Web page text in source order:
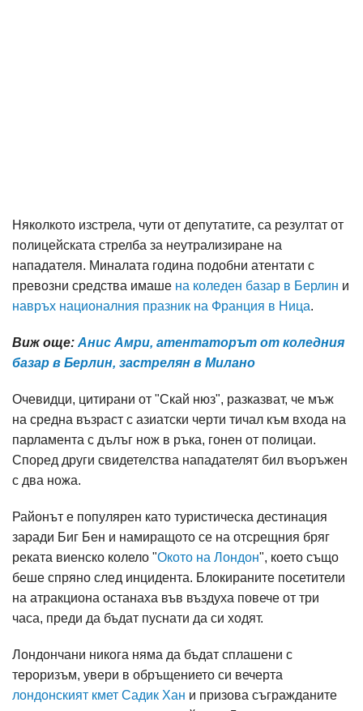
Няколкото изстрела, чути от депутатите, са резултат от
полицейската стрелба за неутрализиране на
нападателя. Миналата година подобни атентати с
превозни средства имаше на коледен базар в Берлин и
навръх националния празник на Франция в Ница.
Виж още: Анис Амри, атентаторът от коледния
базар в Берлин, застрелян в Милано
Очевидци, цитирани от "Скай нюз", разказват, че мъж
на средна възраст с азиатски черти тичал към входа на
парламента с дълъг нож в ръка, гонен от полицаи.
Според други свидетелства нападателят бил въоръжен
с два ножа.
Районът е популярен като туристическа дестинация
заради Биг Бен и намиращото се на отсрещния бряг
реката виенско колело "Окото на Лондон", което също
беше спряно след инцидента. Блокираните посетители
на атракциона останаха във въздуха повече от три
часа, преди да бъдат пуснати да си ходят.
Лондончани никога няма да бъдат сплашени с
тероризъм, увери в обръщението си вечерта
лондонският кмет Садик Хан и призова съгражданите